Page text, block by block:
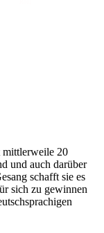
mittlerweile 20
und auch darüber
schafft sie es
sich zu gewinnen